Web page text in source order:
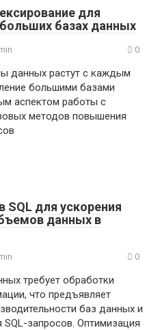
для
базах данных
0
данных растут с каждым
большими базами
аспектом работы с
методов повышения
SQL для ускорения
данных в
0
требует обработки
что предъявляет
баз данных и
запросов. Оптимизация